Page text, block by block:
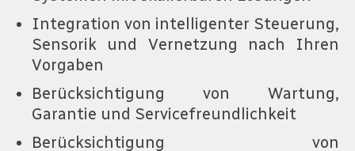
Integration von intelligenter Steuerung,
Sensorik und Vernetzung nach Ihren
Vorgaben
Berücksichtigung von Wartung,
Garantie und Servicefreundlichkeit
Berücksichtigung von